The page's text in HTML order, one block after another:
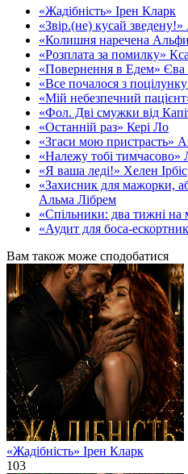
«Жадібність» Ірен Кларк
«Звір.(не) кусай
«Колишня наречена
«Розплата за помилку»
«Повернення в Едем» Єва
«Все почалося з
«Мій небезпечний
«Фол. Дві смужки від
«Останній раз» Кері Ло
«Згаси мою пристрасть»
«Належу тобі
«Я ваша леді!» Хелен Ірбіс
«Захисник для мажорки,
Альма Лібрем
«Спільники: два тижні на
«Аудит для боса-
Вам також може сподобатися
«Жадібність» Ірен Кларк
103